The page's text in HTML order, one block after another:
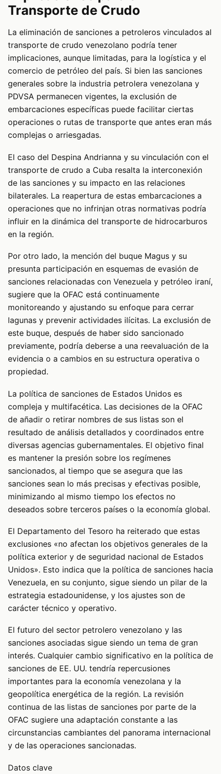
Transporte de Crudo
La eliminación de sanciones a petroleros vinculados al
transporte de crudo venezolano podría tener
implicaciones, aunque limitadas, para la logística y el
comercio de petróleo del país. Si bien las sanciones
generales sobre la industria petrolera venezolana y
PDVSA permanecen vigentes, la exclusión de
embarcaciones específicas puede facilitar ciertas
operaciones o rutas de transporte que antes eran más
complejas o arriesgadas.
El caso del Despina Andrianna y su vinculación con el
transporte de crudo a Cuba resalta la interconexión
de las sanciones y su impacto en las relaciones
bilaterales. La reapertura de estas embarcaciones a
operaciones que no infrinjan otras normativas podría
influir en la dinámica del transporte de hidrocarburos
en la región.
Por otro lado, la mención del buque Magus y su
presunta participación en esquemas de evasión de
sanciones relacionadas con Venezuela y petróleo iraní,
sugiere que la OFAC está continuamente
monitoreando y ajustando su enfoque para cerrar
lagunas y prevenir actividades ilícitas. La exclusión de
este buque, después de haber sido sancionado
previamente, podría deberse a una reevaluación de la
evidencia o a cambios en su estructura operativa o
propiedad.
La política de sanciones de Estados Unidos es
compleja y multifacética. Las decisiones de la OFAC
de añadir o retirar nombres de sus listas son el
resultado de análisis detallados y coordinados entre
diversas agencias gubernamentales. El objetivo final
es mantener la presión sobre los regímenes
sancionados, al tiempo que se asegura que las
sanciones sean lo más precisas y efectivas posible,
minimizando al mismo tiempo los efectos no
deseados sobre terceros países o la economía global.
El Departamento del Tesoro ha reiterado que estas
exclusiones «no afectan los objetivos generales de la
política exterior y de seguridad nacional de Estados
Unidos». Esto indica que la política de sanciones hacia
Venezuela, en su conjunto, sigue siendo un pilar de la
estrategia estadounidense, y los ajustes son de
carácter técnico y operativo.
El futuro del sector petrolero venezolano y las
sanciones asociadas sigue siendo un tema de gran
interés. Cualquier cambio significativo en la política de
sanciones de EE. UU. tendría repercusiones
importantes para la economía venezolana y la
geopolítica energética de la región. La revisión
continua de las listas de sanciones por parte de la
OFAC sugiere una adaptación constante a las
circunstancias cambiantes del panorama internacional
y de las operaciones sancionadas.
Datos clave